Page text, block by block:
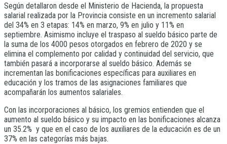
Según detallaron desde el Ministerio de Hacienda, la propuesta
salarial realizada por la Provincia consiste en un incremento salarial
del 34% en 3 etapas: 14% en marzo, 9% en julio y 11% en
septiembre. Asimismo incluye el traspaso al sueldo básico parte de
la suma de los 4000 pesos otorgados en febrero de 2020 y se
elimina el complemento por calidad y continuidad del servicio, que
también pasará a incorporarse al sueldo básico. Además se
incrementan las bonificaciones específicas para auxiliares en
educación y los tramos de las asignaciones familiares que
acompañarán los aumentos salariales.
Con las incorporaciones al básico, los gremios entienden que el
aumento al sueldo básico y su impacto en las bonificaciones alcanza
un 35.2% y que en el caso de los auxiliares de la educación es de un
37% en las categorías más bajas.